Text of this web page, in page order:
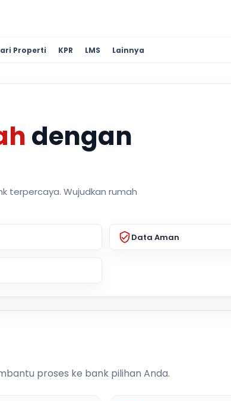
Properti KPR LMS Lainnya
dengan
terpercaya. Wujudkan rumah
Data Aman
proses ke bank pilihan Anda.